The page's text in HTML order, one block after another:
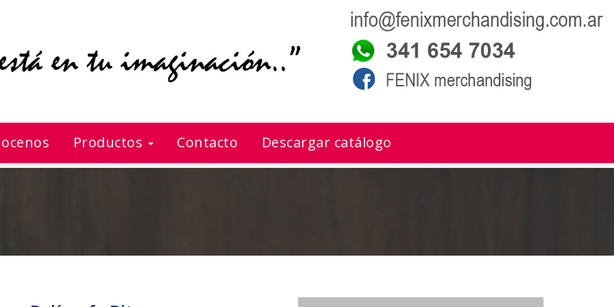
Productos Contacto Descargar catálogo